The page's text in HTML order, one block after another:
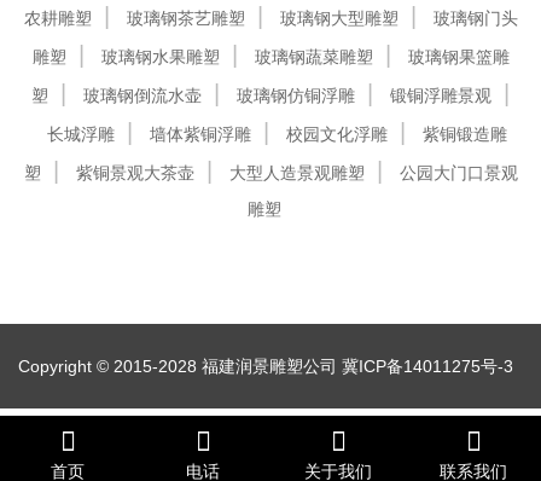
农耕雕塑
玻璃钢茶艺雕塑 玻璃钢大型雕塑
玻璃钢门头
雕塑
玻璃钢水果雕塑 玻璃钢蔬菜雕塑
玻璃钢果篮雕
塑
玻璃钢倒流水壶 玻璃钢仿铜浮雕
锻铜浮雕景观
长城浮雕
墙体紫铜浮雕 校园文化浮雕
紫铜锻造雕
塑
紫铜景观大茶壶 大型人造景观雕塑
公园大门口景观
雕塑
Copyright © 2015-2028 福建润景雕塑公司 冀ICP备14011275号-3
首页 电话 关于我们 联系我们